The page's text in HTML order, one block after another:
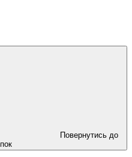
Повернутись до